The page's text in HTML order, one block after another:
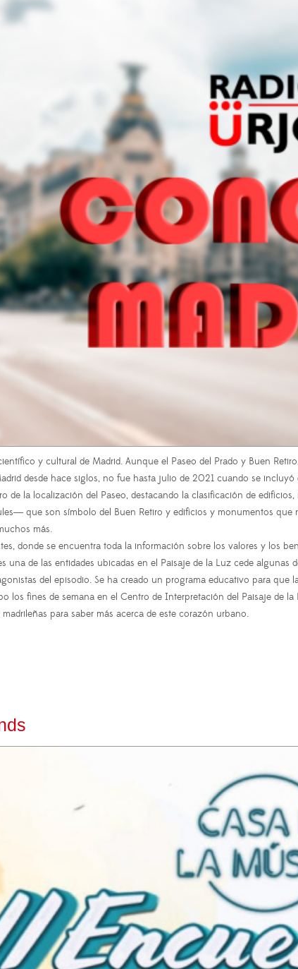
y cultural de Madrid. Aunque el Paseo del Prado y Buen
desde hace siglos, no fue hasta julio de 2021 cuando se
de la localización del Paseo, destacando la clasificación de
que son símbolo del Buen Retiro y edificios y monumentos
más.
donde se encuentra toda la información sobre los valores y los
una de las entidades ubicadas en el Paisaje de la Luz cede
del episodio. Se ha creado un programa educativo para que
los fines de semana en el Centro de Interpretación del Paisaje de
para saber más acerca de este corazón urbano.